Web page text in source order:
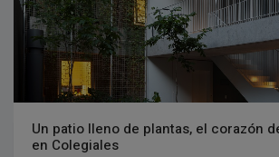
Un patio lleno de plantas, el corazón
en Colegiales